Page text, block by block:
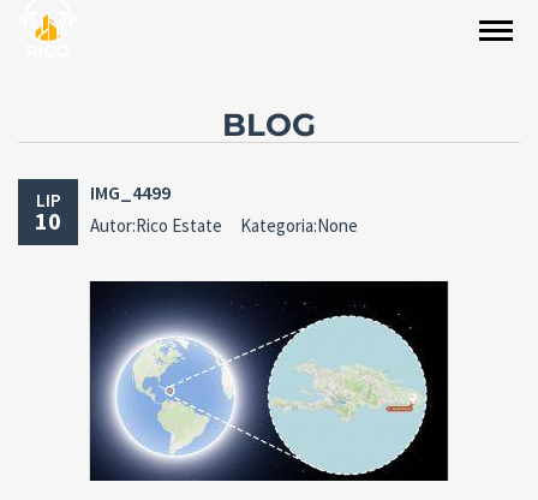
BLOG
LIP
10
IMG_4499
Autor:Rico Estate Kategoria:None